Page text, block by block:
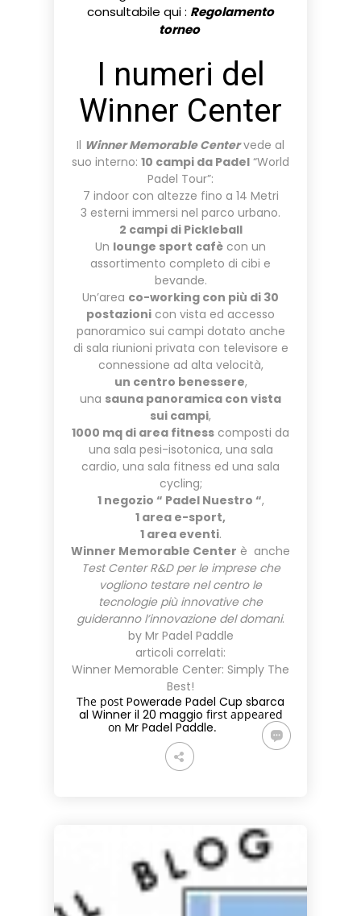
consultabile qui : Regolamento
torneo
I numeri del
Winner Center
Il Winner Memorable Center vede al
suo interno: 10 campi da Padel “World
Padel Tour”:
7 indoor con altezze fino a 14 Metri
3 esterni immersi nel parco urbano.
2 campi di Pickleball
Un lounge sport cafè con un
assortimento completo di cibi e
bevande.
Un’area co-working con più di 30
postazioni con vista ed accesso
panoramico sui campi dotato anche
di sala riunioni privata con televisore e
connessione ad alta velocità,
un centro benessere,
una sauna panoramica con vista
sui campi,
1000 mq di area fitness composti da
una sala pesi-isotonica, una sala
cardio, una sala fitness ed una sala
cycling;
1 negozio “ Padel Nuestro “,
1 area e-sport,
1 area eventi.
Winner Memorable Center è anche
Test Center R&D per le imprese che
vogliono testare nel centro le
tecnologie più innovative che
guideranno l’innovazione del domani.
by Mr Padel Paddle
articoli correlati:
Winner Memorable Center: Simply The
Best!
The post Powerade Padel Cup sbarca
al Winner il 20 maggio first appeared
on Mr Padel Paddle.